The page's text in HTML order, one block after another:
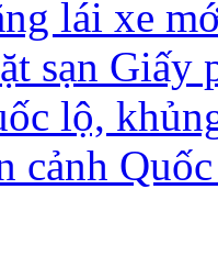
sạn Giấy
cảnh